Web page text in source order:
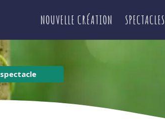
NOUVELLE CRÉATION SPECTACLES